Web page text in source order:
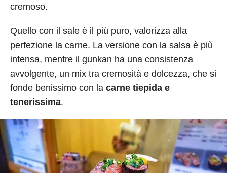
cremoso.
Quello con il sale è il più puro, valorizza alla
perfezione la carne. La versione con la salsa è più
intensa, mentre il gunkan ha una consistenza
avvolgente, un mix tra cremosità e dolcezza, che si
fonde benissimo con la carne tiepida e
tenerissima.